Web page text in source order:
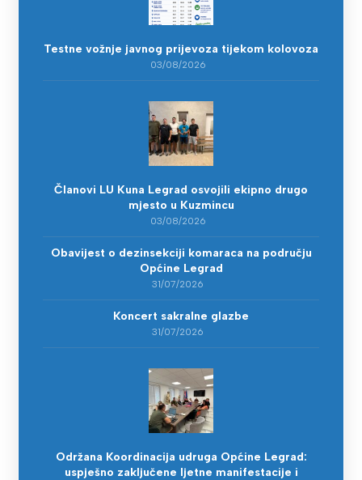
Testne vožnje javnog prijevoza tijekom kolovoza
03/08/2026
Članovi LU Kuna Legrad osvojili ekipno drugo
mjesto u Kuzmincu
03/08/2026
Obavijest o dezinsekciji komaraca na području
Općine Legrad
31/07/2026
Koncert sakralne glazbe
31/07/2026
Održana Koordinacija udruga Općine Legrad:
uspješno zaključene ljetne manifestacije i